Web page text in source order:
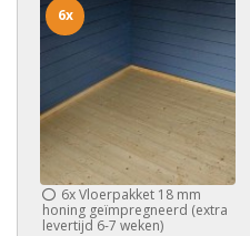
6xVloerpakket 18 mm
honing geïmpregneerd (extra
levertijd 6-7 weken)
6x